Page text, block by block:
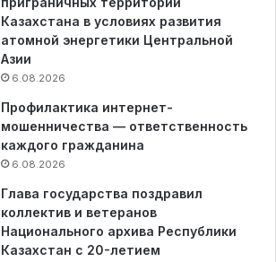
Казахстана в условиях развития
атомной энергетики Центральной
Азии
6.08.2026
Профилактика интернет-
мошенничества — ответственность
каждого гражданина
6.08.2026
Глава государства поздравил
коллектив и ветеранов
Национального архива Республики
Казахстан с 20-летием